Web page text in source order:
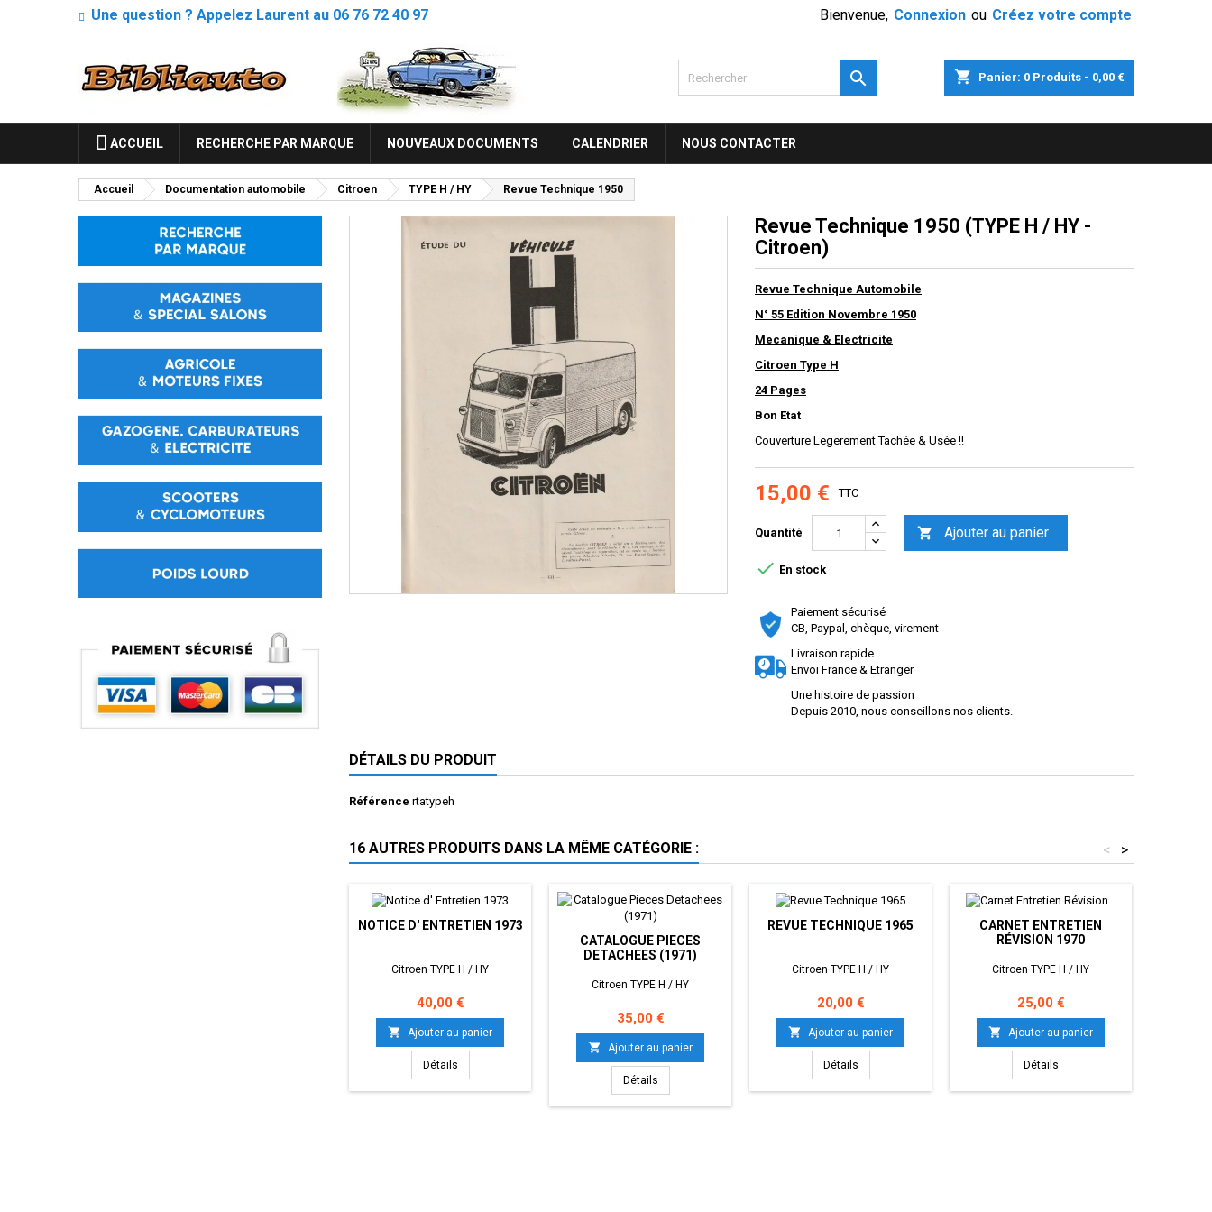
Une question ? Appelez Laurent au 06 76 72 40 97 Bienvenue, Connexion ou Créez votre compte
shopping_cart Panier: 0 Produits - 0,00 €

ACCUEIL RECHERCHE PAR MARQUE NOUVEAUX DOCUMENTS CALENDRIER NOUS CONTACTER
Accueil Documentation automobile Citroen TYPE H / HY Revue Technique 1950
Revue Technique 1950 (TYPE H / HY -
Citroen)
Revue Technique Automobile
N° 55 Edition Novembre 1950
Mecanique & Electricite
Citroen Type H
24 Pages
Bon Etat
Couverture Legerement Tachée & Usée !!
15,00 € TTC
Quantité  Ajouter au panier
 En stock
Paiement sécurisé
CB, Paypal, chèque, virement
Livraison rapide
Envoi France & Etranger
Une histoire de passion
Depuis 2010, nous conseillons nos clients.
DÉTAILS DU PRODUIT
Référence rtatypeh
16 AUTRES PRODUITS DANS LA MÊME CATÉGORIE : >
<
NOTICE D' ENTRETIEN 1973
Citroen TYPE H / HY
Prix
40,00 €
 Ajouter au panier
Détails
CATALOGUE PIECES
DETACHEES (1971)
Citroen TYPE H / HY
Prix
35,00 €
 Ajouter au panier
Détails
REVUE TECHNIQUE 1965
Citroen TYPE H / HY
Prix
20,00 €
 Ajouter au panier
Détails
CARNET ENTRETIEN
RÉVISION 1970
Citroen TYPE H / HY
Prix
25,00 €
 Ajouter au panier
Détails